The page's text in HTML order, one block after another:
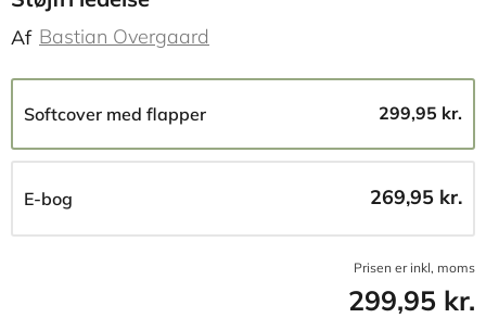
Af Bastian Overgaard
Softcover med flapper 299,95 kr.
E-bog 269,95 kr.
Prisen er inkl, moms
299,95 kr.